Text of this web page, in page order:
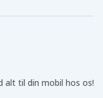
alt til din mobil hos os!